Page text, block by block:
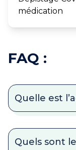
médication
FAQ :
Quelle est
Quels sont